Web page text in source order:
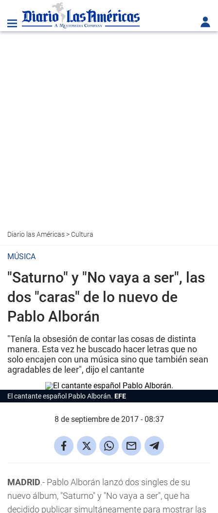
Diario las Américas> Cultura
MÚSICA
"Saturno" y "No vaya a ser", las
dos "caras" de lo nuevo de
Pablo Alborán
"Tenía la obsesión de contar las cosas de distinta
manera. Esta vez he buscado hacer letras que no
solo encajen con una música sino que también sean
agradables de leer", dijo el cantante
El cantante español Pablo Alborán. EFE
8 de septiembre de 2017 - 08:37
MADRID.- Pablo Alborán lanzó dos singles de su
nuevo álbum, "Saturno" y "No vaya a ser", que ha
decidido publicar simultáneamente para mostrar las